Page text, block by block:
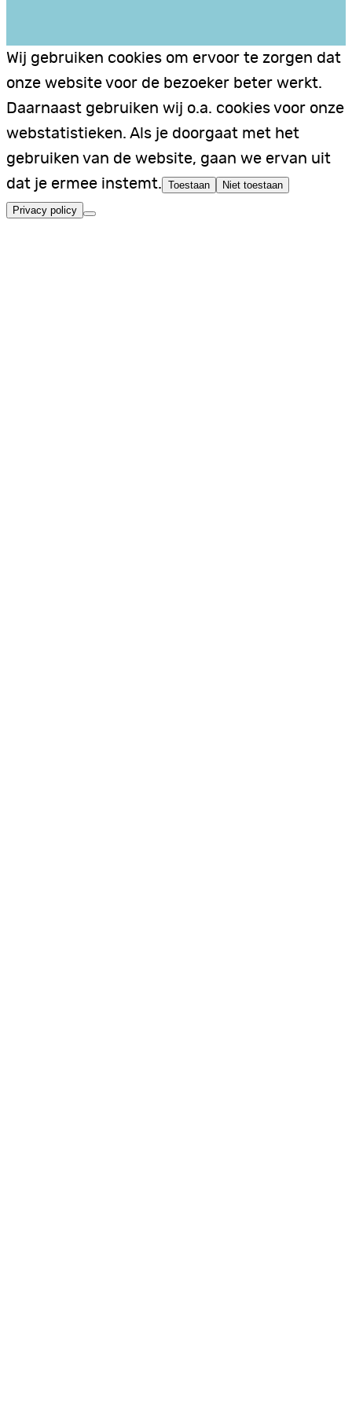
Wij gebruiken cookies om ervoor te zorgen dat
onze website voor de bezoeker beter werkt.
Daarnaast gebruiken wij o.a. cookies voor onze
webstatistieken. Als je doorgaat met het
gebruiken van de website, gaan we ervan uit
dat je ermee instemt. Toestaan Niet toestaan
Privacy policy